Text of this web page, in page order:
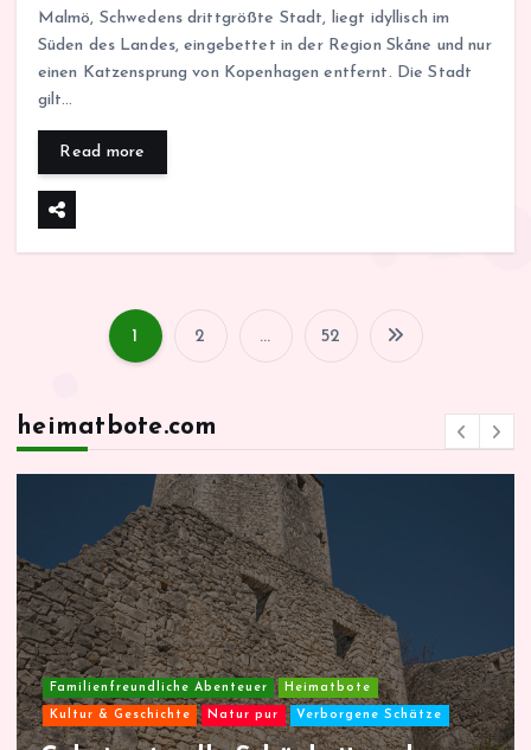
Malmö, Schwedens drittgrößte Stadt, liegt idyllisch im
Süden des Landes, eingebettet in der Region Skåne und nur
einen Katzensprung von Kopenhagen entfernt. Die Stadt
gilt…
Read more
S
i
t
e
n
n
1 2 … 52
heimatbote.com
Familienfreundliche Abenteuer Heimatbote
Kultur & Geschichte Städte-Hopping
Verborgene Schätze